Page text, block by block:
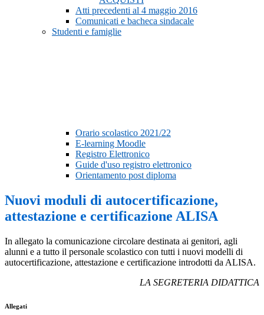
Atti precedenti al 4 maggio 2016
Comunicati e bacheca sindacale
Studenti e famiglie
Orario scolastico 2021/22
E-learning Moodle
Registro Elettronico
Guide d'uso registro elettronico
Orientamento post diploma
Nuovi moduli di autocertificazione,
attestazione e certificazione ALISA
In allegato la comunicazione circolare destinata ai genitori, agli
alunni e a tutto il personale scolastico con tutti i nuovi modelli di
autocertificazione, attestazione e certificazione introdotti da ALISA.
LA SEGRETERIA DIDATTICA
Allegati